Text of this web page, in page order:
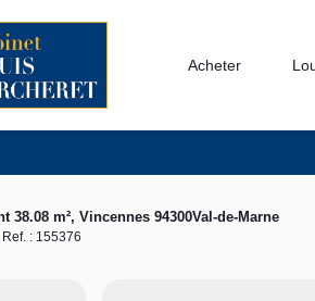
Acheter
38.08 m², Vincennes 94300Val-de-Marne
Ref. : 155376